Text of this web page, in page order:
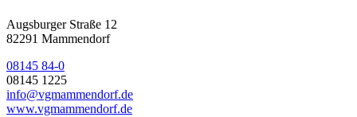
Augsburger Straße 12
82291 Mammendorf
08145 84-0
08145 1225
info@vgmammendorf.de
www.vgmammendorf.de